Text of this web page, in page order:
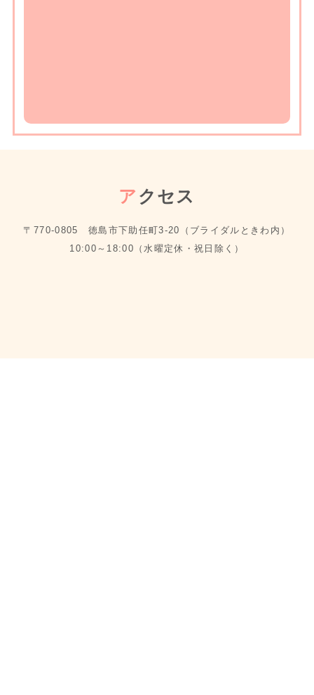
ア クセス
〒770-0805 徳島市下助任町3-20（ブライダルときわ内）
10:00～18:00（水曜定休・祝日除く）